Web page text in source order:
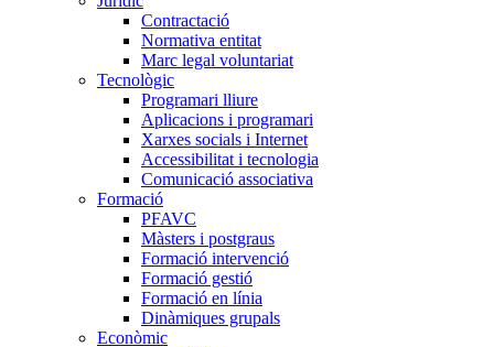
Contractació
Normativa entitat
Marc legal voluntariat
Tecnològic
Programari lliure
Aplicacions i programari
Xarxes socials i Internet
Accessibilitat i tecnologia
Comunicació associativa
Formació
PFAVC
Màsters i postgraus
Formació intervenció
Formació gestió
Formació en línia
Dinàmiques grupals
Econòmic